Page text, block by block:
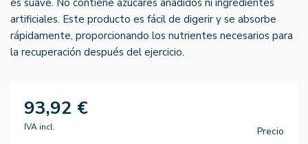
artificiales. Este producto es fácil de digerir y se absorbe
rápidamente, proporcionando los nutrientes necesarios para
la recuperación después del ejercicio.
93,92 €
IVA incl. Precio